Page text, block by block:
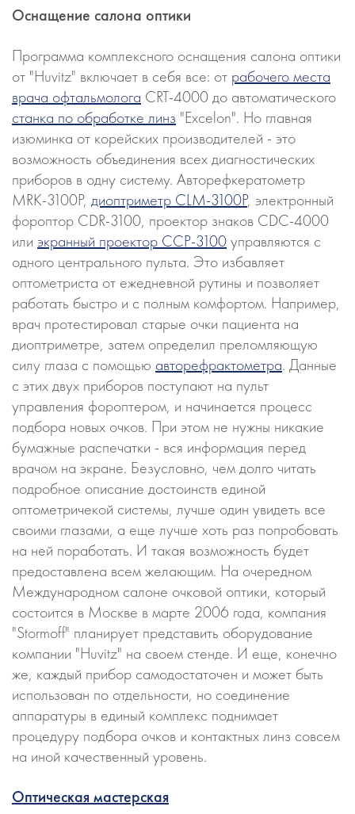
Оснащение салона оптики
Программа комплексного оснащения салона оптики
от "Huvitz" включает в себя все: от рабочего места
врача офтальмолога CRT-4000 до автоматического
станка по обработке линз "Excelon". Но главная
изюминка от корейских производителей - это
возможность объединения всех диагностических
приборов в одну систему. Авторефкератометр
MRK-3100P, диоптриметр CLM-3100P, электронный
фороптор CDR-3100, проектор знаков CDC-4000
или экранный проектор CCP-3100управляются с
одного центрального пульта. Это избавляет
оптометриста от ежедневной рутины и позволяет
работать быстро и с полным комфортом. Например,
врач протестировал старые очки пациента на
диоптриметре, затем определил преломляющую
силу глаза с помощью авторефрактометра. Данные
с этих двух приборов поступают на пульт
управления фороптером, и начинается процесс
подбора новых очков. При этом не нужны никакие
бумажные распечатки - вся информация перед
врачом на экране. Безусловно, чем долго читать
подробное описание достоинств единой
оптометричекой системы, лучше один увидеть все
своими глазами, а еще лучше хоть раз попробовать
на ней поработать. И такая возможность будет
предоставлена всем желающим. На очередном
Международном салоне очковой оптики, который
состоится в Москве в марте 2006 года, компания
"Stormoff" планирует представить оборудование
компании "Huvitz" на своем стенде. И еще, конечно
же, каждый прибор самодостаточен и может быть
использован по отдельности, но соединение
аппаратуры в единый комплекс поднимает
процедуру подбора очков и контактных линз совсем
на иной качественный уровень.
Оптическая мастерская